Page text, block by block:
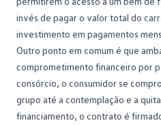
invés de pagar o valor total do
investimento em pagamentos
Outro ponto em comum é que
comprometimento financeiro por
consórcio, o consumidor se
grupo até a contemplação e a
financiamento, o contrato é